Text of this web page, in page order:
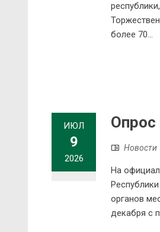
более 70...
ИЮЛ
9
2026
Опрос
Новости
На
органов
декабря с